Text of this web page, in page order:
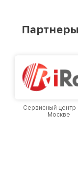
лучшим
Сервисный центр
Москве